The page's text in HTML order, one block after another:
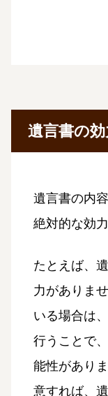
遺言書の
遺言書の内
絶対的な効
たとえば、
力がありま
いる場合は
行うことで
能性があり
意すれば、